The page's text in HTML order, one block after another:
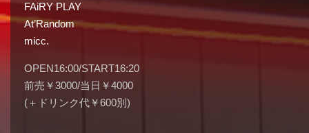
FAiRY PLAY
At’Random
micc.
OPEN16:00/START16:20
前売￥3000/当日￥4000
(＋ドリンク代￥600別)